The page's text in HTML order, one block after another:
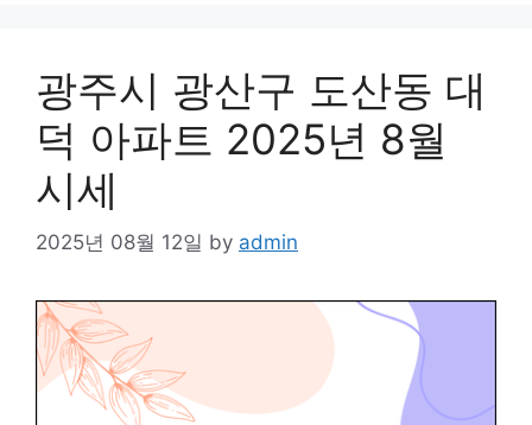
광주시 광산구 도산동 대
덕 아파트 2025년 8월
시세
2025년 08월 12일 by admin